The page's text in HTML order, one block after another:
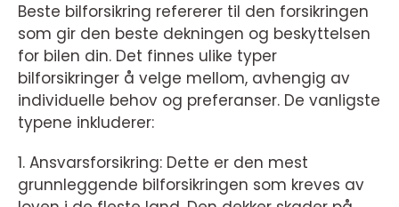
Beste bilforsikring refererer til den forsikringen
som gir den beste dekningen og beskyttelsen
for bilen din. Det finnes ulike typer
bilforsikringer å velge mellom, avhengig av
individuelle behov og preferanser. De vanligste
typene inkluderer:
1. Ansvarsforsikring: Dette er den mest
grunnleggende bilforsikringen som kreves av